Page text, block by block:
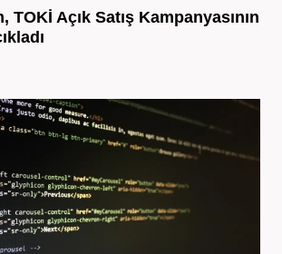
TOKİ Açık Satış Kampanyasının